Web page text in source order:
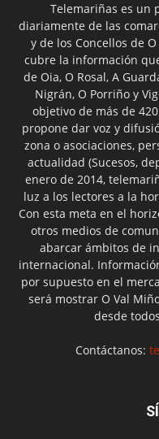
Telemariñas es un
diariamente de las
y de los Concellos de
cubre la información
de Oia, O Rosal, A
Nigrán, O Porriño y
objetivo de más de
propone dar voz y
zona o asociaciones,
actualidad (Sucesos,
enero de 2014,
luz a los lectores a la
Con esta meta en el
otros medios de
abarcar ámbitos de
internacional.
por supuesto en el
será mostrar O Val
desde
Contáctanos: